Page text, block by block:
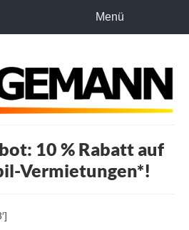
10 % Rabatt auf
Vermietungen*!
Menü